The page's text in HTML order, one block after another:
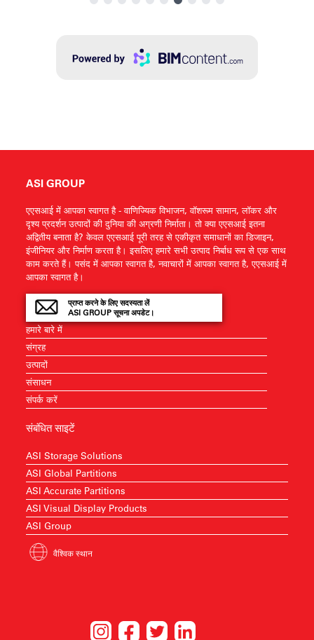
ASI GROUP
एएसआई में आपका स्वागत है - वाणिज्यिक विभाजन, वॉशरूम सामान, लॉकर और
दृश्य प्रदर्शन उत्पादों की दुनिया की अग्रणी निर्माता। तो क्या एएसआई इतना
अद्वितीय बनाता है? केवल एएसआई पूरी तरह से एकीकृत समाधानों का डिजाइन,
इंजीनियर और निर्माण करता है। इसलिए हमारे सभी उत्पाद निर्बाध रूप से एक साथ
काम करते हैं। पसंद में आपका स्वागत है, नवाचारों में आपका स्वागत है, एएसआई में
आपका स्वागत है।
प्राप्त करने के लिए सदस्यता लें
ASI GROUP सूचना अपडेट।
हमारे बारे में
संग्रह
उत्पादों
संसाधन
संपर्क करें
संबंधित साइटें
ASI Storage Solutions
ASI Global Partitions
ASI Accurate Partitions
ASI Visual Display Products
ASI Group
वैश्विक स्थान